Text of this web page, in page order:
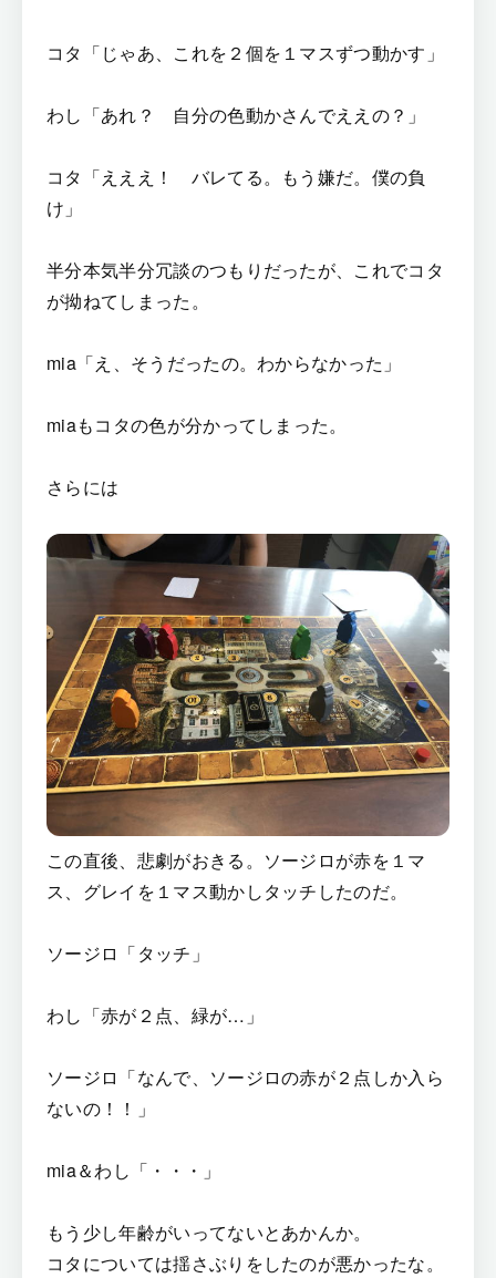
コタ「じゃあ、これを２個を１マスずつ動かす」
わし「あれ？ 自分の色動かさんでええの？」
コタ「えええ！ バレてる。もう嫌だ。僕の負
け」
半分本気半分冗談のつもりだったが、これでコタ
が拗ねてしまった。
mia「え、そうだったの。わからなかった」
miaもコタの色が分かってしまった。
さらには
この直後、悲劇がおきる。ソージロが赤を１マ
ス、グレイを１マス動かしタッチしたのだ。
ソージロ「タッチ」
わし「赤が２点、緑が…」
ソージロ「なんで、ソージロの赤が２点しか入ら
ないの！！」
mia＆わし「・・・」
もう少し年齢がいってないとあかんか。
コタについては揺さぶりをしたのが悪かったな。